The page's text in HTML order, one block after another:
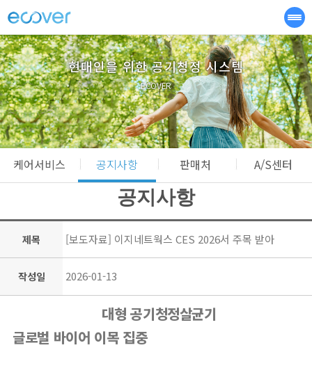
현대인을 위한 공기청정 시스템
ECOVER
케어서비스 공지사항 판매처 A/S센터
공지사항
제목 [보도자료] 이지네트웍스 CES 2026서 주목 받아
작성일 2026-01-13
대형 공기청정살균기
글로벌 바이어 이목 집중